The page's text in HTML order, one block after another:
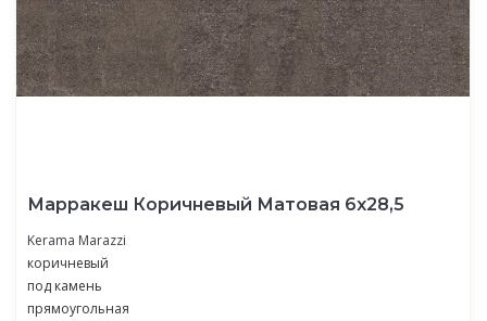
Марракеш Коричневый Матовая 6х28,5
Kerama Marazzi
коричневый
под камень
прямоугольная